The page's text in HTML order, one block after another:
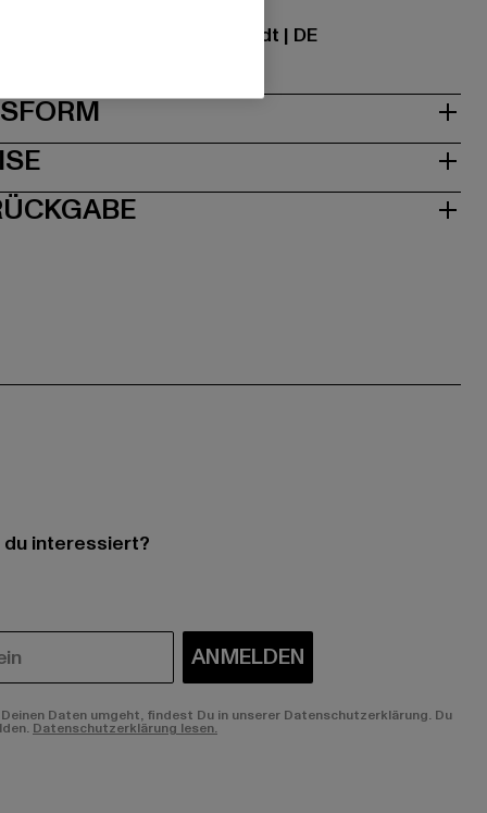
7 | 64372 Ober-Ramstadt | DE
PASSFORM
interessiert?
ANMELDEN
Daten umgeht, findest Du in unserer Datenschutzerklärung. Du
Datenschutzerklärung lesen.